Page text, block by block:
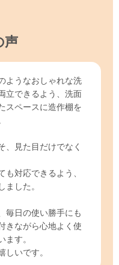
声
ようなおしゃれな洗
立できるよう、洗面
スペースに造作棚を
、見た目だけでなく
も対応できるよう、
ました。
毎日の使い勝手にも
きながら心地よく使
ます。
しいです。